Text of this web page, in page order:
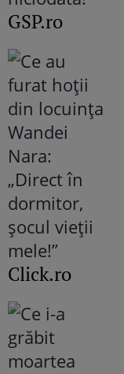
GSP.ro
Click.ro